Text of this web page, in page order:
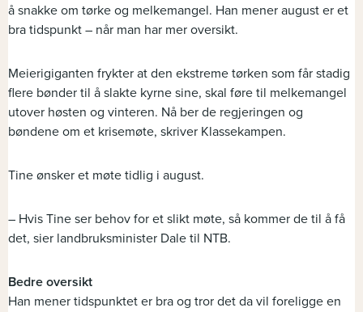
å snakke om tørke og melkemangel. Han mener august er et
bra tidspunkt – når man har mer oversikt.
Meierigiganten frykter at den ekstreme tørken som får stadig
flere bønder til å slakte kyrne sine, skal føre til melkemangel
utover høsten og vinteren. Nå ber de regjeringen og
bøndene om et krisemøte, skriver Klassekampen.
Tine ønsker et møte tidlig i august.
– Hvis Tine ser behov for et slikt møte, så kommer de til å få
det, sier landbruksminister Dale til NTB.
Bedre oversikt
Han mener tidspunktet er bra og tror det da vil foreligge en